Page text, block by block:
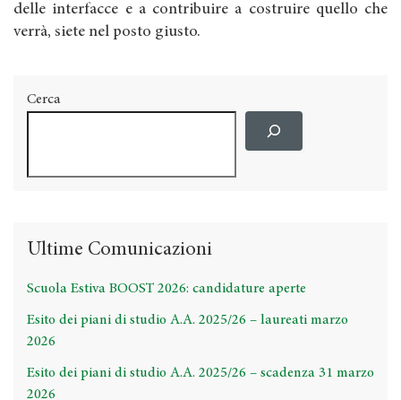
delle interfacce e a contribuire a costruire quello che
verrà, siete nel posto giusto.
Cerca
Ultime Comunicazioni
Scuola Estiva BOOST 2026: candidature aperte
Esito dei piani di studio A.A. 2025/26 – laureati marzo
2026
Esito dei piani di studio A.A. 2025/26 – scadenza 31 marzo
2026